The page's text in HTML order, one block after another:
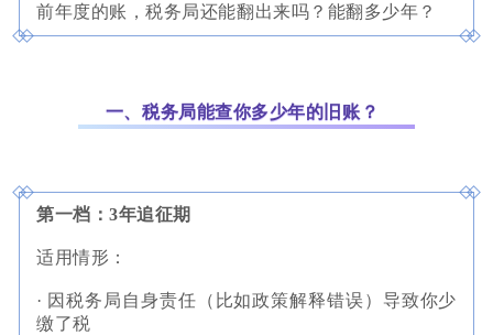
前年度的账，税务局还能翻出来吗？能翻多少年？
一、税务局能查你多少年的旧账？
第一档：3年追征期
适用情形：
· 因税务局自身责任（比如政策解释错误）导致你少
缴了税